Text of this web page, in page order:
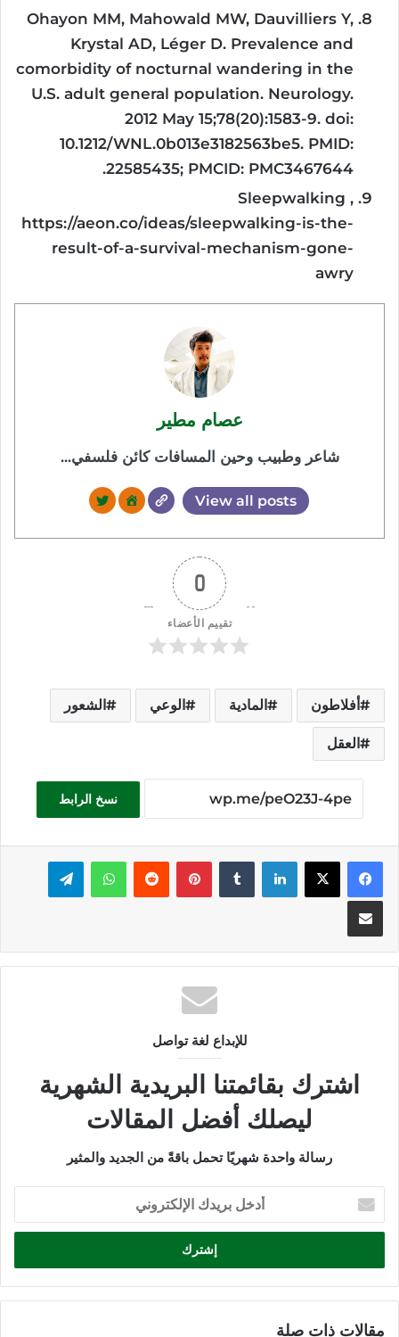
Ohayon MM, Mahowald MW, Dauvilliers Y,
Krystal AD, Léger D. Prevalence and
comorbidity of nocturnal wandering in the
U.S. adult general population. Neurology.
2012 May 15;78(20):1583-9. doi:
10.1212/WNL.0b013e3182563be5. PMID:
22585435; PMCID: PMC3467644.
Sleepwalking ,
https://aeon.co/ideas/sleepwalking-is-the-
result-of-a-survival-mechanism-gone-
awry
عصام مطير
شاعر وطبيب وحين المسافات كائن فلسفي...
View all posts
0
تقييم الأعضاء
أفلاطون المادية الوعي الشعور
العقل
نسخ الرابط
فيسبوك‫X لينكدإن بينتيريست واتسابتيلقرام
مشاركة عبر البريد
للإبداع لغة تواصل
اشترك بقائمتنا البريدية الشهرية
ليصلك أفضل المقالات
رسالة واحدة شهريًا تحمل باقةً من الجديد والمثير
أدخل
بريدك
الإلكتروني
مقالات ذات صلة